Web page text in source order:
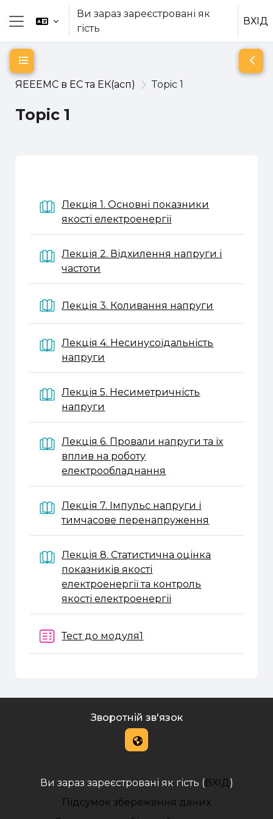
Перейти до головного вмісту
Бокова панель
Ви зараз зареєстровані як
гість
ВХІД
ЯЕЕЕМС в ЕС та ЕК(асп) Topic 1
Topic 1
Відкритий покажчик курсу
Лекція 1. Основні показники
якості електроенергіїКнига
Лекція 2. Відхилення напруги і
частоти
Лекція 3. Коливання напруги
Лекція 4. Несинусоїдальність
напруги
Лекція 5. Несиметричність
напруги
Лекція 6. Провали напруги та їх
вплив на роботу
електрообладнання
Лекція 7. Імпульс напруги і
тимчасове перенапруження
Лекція 8. Статистична оцінка
показників якості
електроенергії та контроль
якості електроенергіїКнига
Тест до модуля1
Зворотній зв'язок
Ви зараз зареєстровані як гість (ВХІД )
Підсумок збереження даних